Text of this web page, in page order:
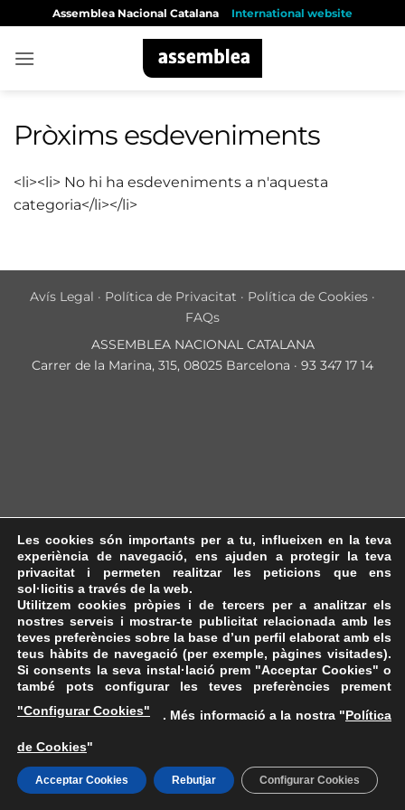
content
Assemblea Nacional Catalana International website
Pròxims esdeveniments
<li><li> No hi ha esdeveniments a n'aquesta
categoria</li></li>
Avís Legal · Política de Privacitat · Política de Cookies ·
FAQs
ASSEMBLEA NACIONAL CATALANA
Carrer de la Marina, 315, 08025 Barcelona · 93 347 17 14
Les cookies són importants per a tu, influeixen en la teva
experiència de navegació, ens ajuden a protegir la teva
privacitat i permeten realitzar les peticions que ens
sol·licitis a través de la web.
Utilitzem cookies pròpies i de tercers per a analitzar els
nostres serveis i mostrar-te publicitat relacionada amb les
teves preferències sobre la base d’un perfil elaborat amb els
teus hàbits de navegació (per exemple, pàgines visitades).
Si consents la seva instal·lació prem "Acceptar Cookies" o
també pots configurar les teves preferències prement
"Configurar Cookies"
. Més informació a la nostra "Política
de Cookies"
Acceptar Cookies Rebutjar Configurar Cookies